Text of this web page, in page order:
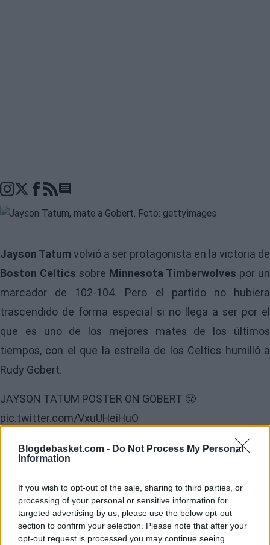
Blogdebasket.com - Do Not Process My Personal
Information
If you wish to opt-out of the sale, sharing to third parties, or
processing of your personal or sensitive information for
targeted advertising by us, please use the below opt-out
section to confirm your selection. Please note that after your
opt-out request is processed you may continue seeing
Go to comments seciton
Jayson Tatumvolvió a ser protagonista en la victoria de
Boston Celtics sobre Minnesota Timberwolves por un
marcador de 102-104. Pero el partido no hubiera
trascendido de forma especial si no llega a ser por el
que es uno de los mejores mates de los últimos
tiempos, con el que la estrella de los Celtics humilló a
Rudy Gobert.
JAYSON TATUM POSTER ON GOBERT 😤
pic.twitter.com/VxuUHeiHuO